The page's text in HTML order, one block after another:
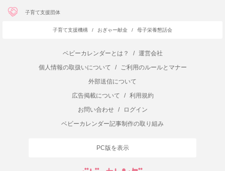
子育て支援団体
子育て支援機構 / おぎゃー献金 / 母子栄養懇話会
ベビーカレンダーとは？ /
運営会社
個人情報の取扱いについて
/
ご利用のルールとマナー
外部送信について
広告掲載について
/
利用規約
お問い合わせ
/
ログイン
ベビーカレンダー記事制作の取り組み
PC版を表示